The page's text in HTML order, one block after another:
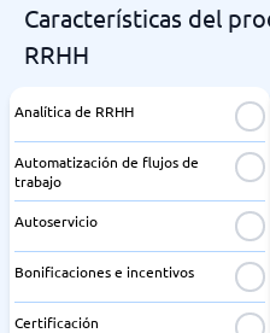
Características del
RRHH
Analítica de RRHH
Automatización de flujos de
trabajo
Autoservicio
Bonificaciones e incentivos
Certificación